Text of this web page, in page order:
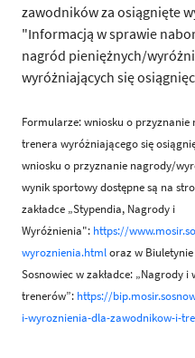
zawodników za osiągnięte
"Informacją w sprawie
nagród pieniężnych/
wyróżniających się
Formularze: wniosku o
trenera wyróżniającego się
wniosku o przyznanie nagrody/
wynik sportowy dostępne są na
zakładce „Stypendia, Nagrody i
Wyróżnienia": https://
wyroznienia.htmloraz w
Sosnowiec w zakładce: „Nagrody
trenerów”: https://
i-wyroznienia-dla-zawodnikow-i-